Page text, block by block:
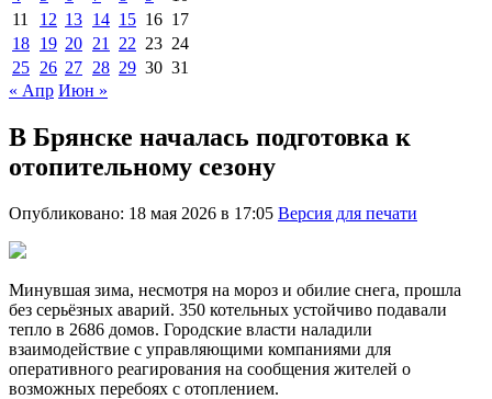
11
12 13 14 15 16 17
18 19 20 21 22 23 24
25 26 27 28 29 30 31
« Апр Июн »
В Брянске началась подготовка к
отопительному сезону
Опубликовано: 18 мая 2026 в 17:05 Версия для печати
Минувшая зима, несмотря на мороз и обилие снега, прошла
без серьёзных аварий. 350 котельных устойчиво подавали
тепло в 2686 домов. Городские власти наладили
взаимодействие с управляющими компаниями для
оперативного реагирования на сообщения жителей о
возможных перебоях с отоплением.